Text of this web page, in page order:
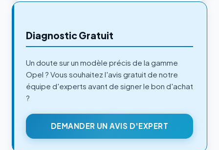
Diagnostic Gratuit
Un doute sur un modèle précis de la gamme
Opel ? Vous souhaitez l'avis gratuit de notre
équipe d'experts avant de signer le bon d'achat
?
DEMANDER UN AVIS D'EXPERT